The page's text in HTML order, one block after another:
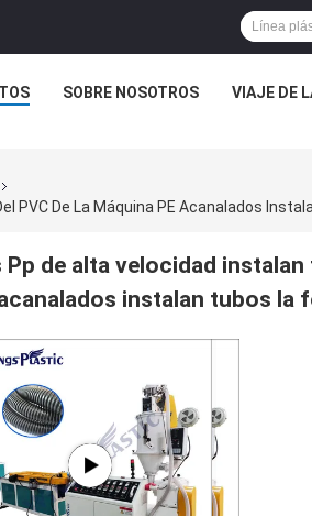
SOBRE NOSOTROS VIAJE DE
PVC De La Máquina PE Acanalados
Pp de alta velocidad
instalan tubos la